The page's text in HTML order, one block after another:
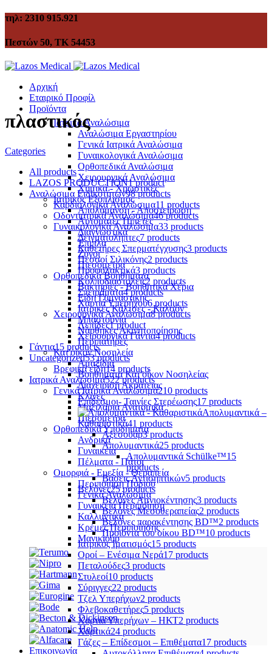
τηλ: 2310 915.921
Πεστών 50, ΤΚ 54453
Αρχική
Εταιρικό Προφίλ
Προϊόντα
Ιατρικά Αναλώσιμα
Αναλώσιμα Εργαστηρίου
Γενικά Ιατρικά Αναλώσιμα
Γυναικολογικά Αναλώσιμα
Ορθοπεδικά Αναλώσιμα
Χειρουργικά Αναλώσιμα
Χημικά - Χρωστικές
Ιατρικός Εξοπλισμός
Απολύμανση - Αποστείρωση
Αυτόματες Πιπέτες
Διαγνωστικά
Έπιπλα
Ζυγοί
Πιεσόμετρα
Ορθοπεδικά Βοηθήματα
Βακτηρίες - Βοηθητικά Χέρια
Είδη Γυμναστικής
Ιατρικές Κάλτσες - Καλσόν
Μπαστούνια
Νάρθηκες Ακινητοποίησης
Περιπατήρες
Κατ'οίκον Νοσηλεία
Αμαξίδια
Βοηθήματα Κατ'οίκον Νοσηλείας
Διαχείριση Ακράτειας
Κλίνες
Μαξιλάρια Ανατομικά
Πιεσόμετρα
Ορθοπεδικά Υποδήματα
Ανδρικά
Γυναικεία
Πέλματα - Πάτοι
Ομορφιά - Ευεξία - Θεραπεία
Περιποίηση Ποδιού
Γενικά Αναλώσιμα
Γυναικεία Περιποίηση
Καλλυντικά
Κρέμες Περιποίησης
Μανικιούρ
Επικοινωνία
πλαστικός
Categories
All products
LAZOS PRODUCTION1 product
Αναλώσιμα Ειδικοτήτων98 products
Καρδιολογικά Αναλώσιμα11 products
Οδοντιατρικά Αναλώσιμα46 products
Γυναικολογικά Αναλώσιμα33 products
Δειγματολήπτες7 products
Καθετήρες Σπερματέγχυσης3 products
Πεσσοί Σιλικόνης2 products
Προφυλακτικά3 products
Κολποδιαστολείς2 products
Σπειράματα4 products
Χαρτιά Υπερήχου6 products
Χειρουργικά Αναλώσιμα8 products
Λεπίδες1 product
Χειρουργικά Γάντια4 products
Γάντια15 products
Uncategorized53 products
Βρεφικά είδη14 products
Ιατρικά Αναλώσιμα522 products
Γενικά Ιατρικά Αναλώσιμα210 products
Επίδεσμοι- Ταινίες Στερέωσης17 products
Απολυμαντικά –
Καθαριστικά41 products
Αξεσουάρ3 products
Απολυμαντικά25 products
Απολυμαντικά Schülke™15
products
Βάσεις Αντισηπτικών5 products
Βελόνες25 products
Βελόνες Αμνιοκέντησης3 products
Βελόνες Μεσοθεραπείας2 products
Βελόνες παρακέντησης BD™2 products
Προϊόντα του οίκου BD™10 products
Ιατρικός Ιματισμός15 products
Οροί – Ενέσιμα Νερά17 products
Πεταλούδες3 products
Στυλεοί10 products
Σύριγγες22 products
Τζελ Υπερήχων2 products
Φλεβοκαθετήρες5 products
Χαρτιά Υπερήχων – ΗΚΤ2 products
Χαρτικά24 products
Γάζες – Επίδεσμοι – Επιθέματα17 products